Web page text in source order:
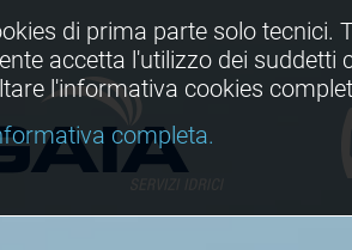
di prima parte solo tecnici.
accetta l'utilizzo dei
l'informativa cookies
completa.